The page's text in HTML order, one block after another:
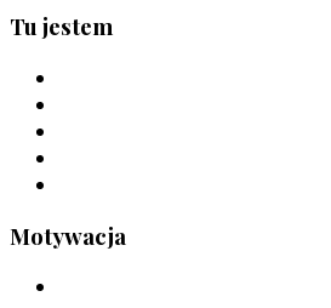
Tu jestem
Motywacja